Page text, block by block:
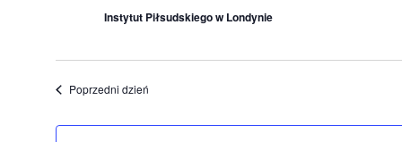
Instytut Piłsudskiego w Londynie
Poprzedni dzień